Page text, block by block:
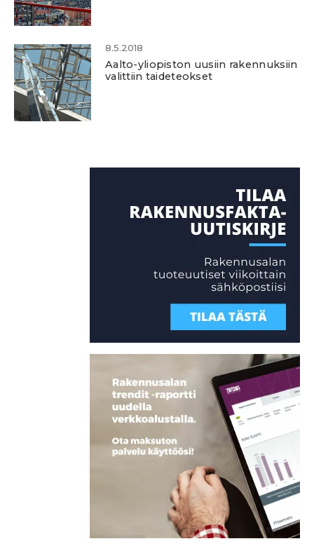
8.5.2018
Aalto-yliopiston uusiin rakennuksiin
valittiin taideteokset